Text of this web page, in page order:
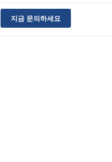
Automatic Production Capacity: 150-
Place of Origin: Jiangsu, China
Number: PE PP recycling ...
지금 문의하세요